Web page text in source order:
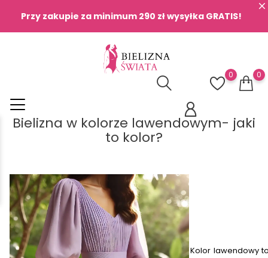
Przy zakupie za minimum 290 zł wysyłka GRATIS!
0
0
Bielizna w kolorze lawendowym- jaki
to kolor?
Kolor lawendowy